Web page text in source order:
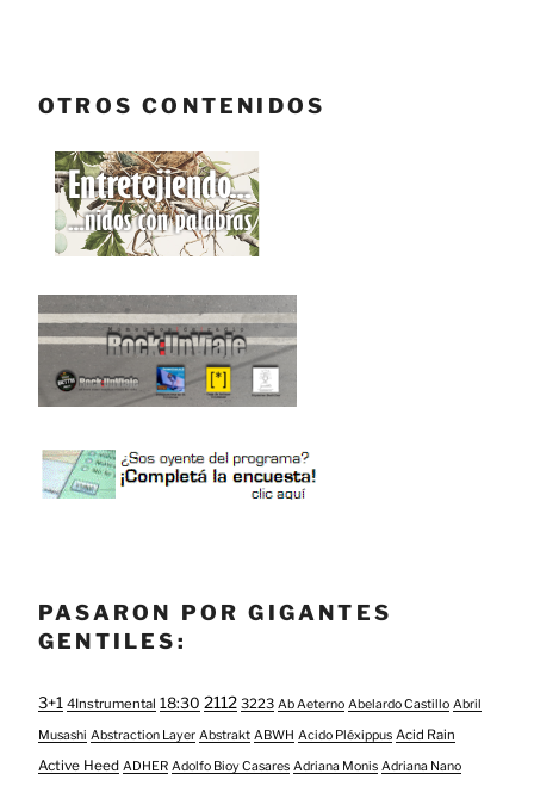
OTROS CONTENIDOS
PASARON POR GIGANTES
GENTILES:
3+1 4Instrumental 18:30 2112 3223 Ab Aeterno Abelardo Castillo Abril
Musashi Abstraction Layer Abstrakt ABWH Acido Pléxippus Acid Rain
Active Heed ADHER Adolfo Bioy Casares Adriana Monis Adriana Nano